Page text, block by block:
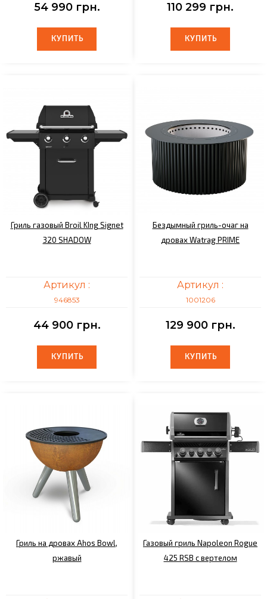
54 990 грн.
КУПИТЬ
КУПИТЬ
110 299 грн.
КУПИТЬ
КУПИТЬ
Гриль газовый Broil KIng Signet
320 SHADOW
Артикул :
946853
44 900 грн.
КУПИТЬ
КУПИТЬ
Бездымный гриль-очаг на
дровах Watrag PRIME
Артикул :
1001206
129 900 грн.
КУПИТЬ
КУПИТЬ
Гриль на дровах Ahos Bowl,
ржавый
Газовый гриль Napoleon Rogue
425 RSB с вертелом